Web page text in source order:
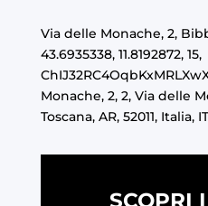
Via delle Monache, 2,
43.6935338, 11.8192872, 15,
Monache, 2, 2, Via delle
Toscana, AR, 52011, Italia, IT